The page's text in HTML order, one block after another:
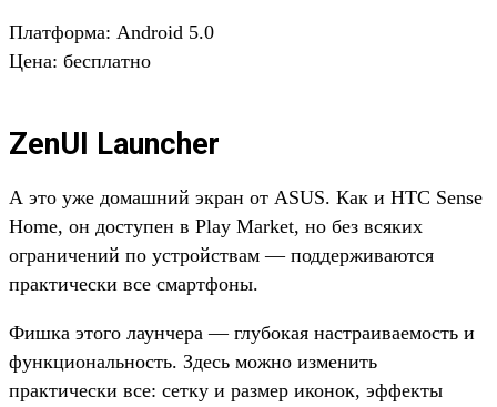
Платформа: Android 5.0
Цена: бесплатно
ZenUI Launcher
А это уже домашний экран от ASUS. Как и HTC Sense
Home, он доступен в Play Market, но без всяких
ограничений по устройствам — поддерживаются
практически все смартфоны.
Фишка этого лаунчера — глубокая настраиваемость и
функциональность. Здесь можно изменить
практически все: сетку и размер иконок, эффекты